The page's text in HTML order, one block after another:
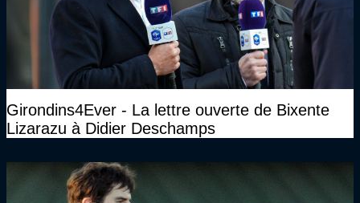
Girondins4Ever - La lettre ouverte de Bixente
Lizarazu à Didier Deschamps